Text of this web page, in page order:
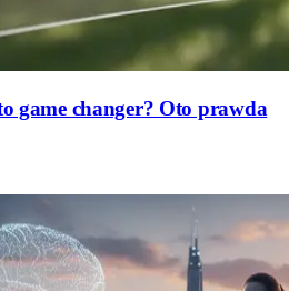
game changer? Oto prawda